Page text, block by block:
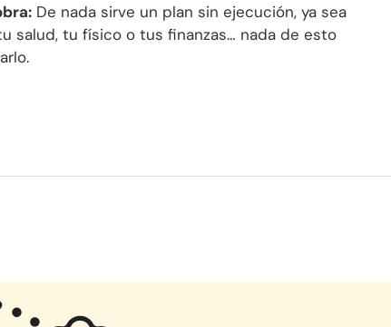
De nada sirve un plan sin ejecución, ya sea
salud, tu físico o tus finanzas… nada de esto